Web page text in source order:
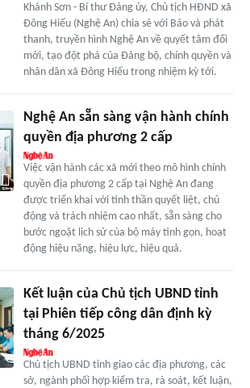
Khánh Sơn - Bí thư Đảng ủy, Chủ tịch HĐND xã
Đông Hiếu (Nghệ An) chia sẻ với Báo và phát
thanh, truyền hình Nghệ An về quyết tâm đổi
mới, tạo đột phá của Đảng bộ, chính quyền và
nhân dân xã Đông Hiếu trong nhiệm kỳ tới.
Nghệ An sẵn sàng vận hành chính
quyền địa phương 2 cấp
Việc vận hành các xã mới theo mô hình chính
quyền địa phương 2 cấp tại Nghệ An đang
được triển khai với tinh thần quyết liệt, chủ
động và trách nhiệm cao nhất, sẵn sàng cho
bước ngoặt lịch sử của bộ máy tinh gọn, hoạt
động hiệu năng, hiệu lực, hiệu quả.
Kết luận của Chủ tịch UBND tỉnh
tại Phiên tiếp công dân định kỳ
tháng 6/2025
Chủ tịch UBND tỉnh giao các địa phương, các
sở, ngành phối hợp kiểm tra, rà soát, kết luận,